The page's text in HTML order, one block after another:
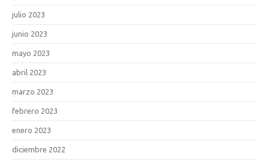
julio 2023
junio 2023
mayo 2023
abril 2023
marzo 2023
febrero 2023
enero 2023
diciembre 2022